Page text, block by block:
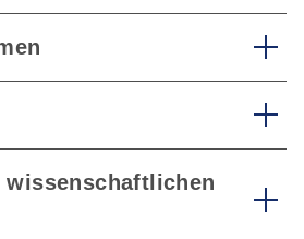
wissenschaftlichen